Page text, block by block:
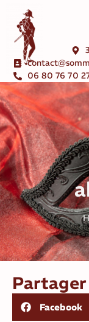
06 80 76 70
Partager
Facebook